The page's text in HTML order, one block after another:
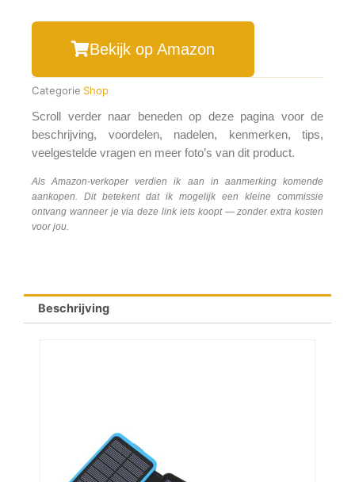
Bekijk op Amazon
Categorie Shop
Scroll verder naar beneden op deze pagina voor de
beschrijving, voordelen, nadelen, kenmerken, tips,
veelgestelde vragen en meer foto’s van dit product.
Als Amazon-verkoper verdien ik aan in aanmerking komende
aankopen. Dit betekent dat ik mogelijk een kleine commissie
ontvang wanneer je via deze link iets koopt — zonder extra kosten
voor jou.
Beschrijving